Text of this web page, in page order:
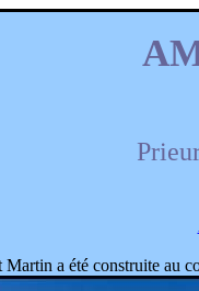
a été construite au